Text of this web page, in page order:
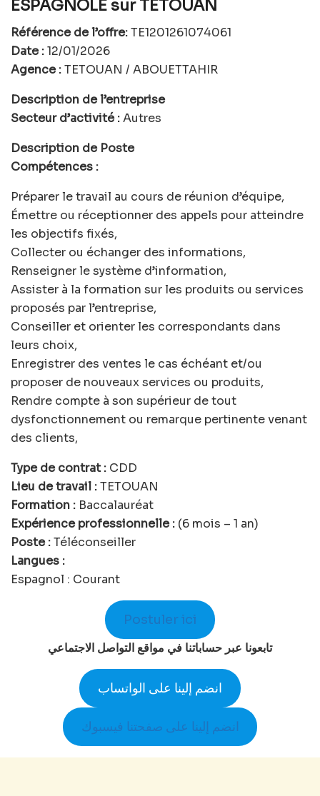
ESPAGNOLE sur TETOUAN
Référence de l’offre:TE1201261074061
Date :12/01/2026
Agence :TETOUAN / ABOUETTAHIR
Description de l’entreprise
Secteur d’activité :Autres
Description de Poste
Compétences :
Préparer le travail au cours de réunion d’équipe,
Émettre ou réceptionner des appels pour atteindre
les objectifs fixés,
Collecter ou échanger des informations,
Renseigner le système d’information,
Assister à la formation sur les produits ou services
proposés par l’entreprise,
Conseiller et orienter les correspondants dans
leurs choix,
Enregistrer des ventes le cas échéant et/ou
proposer de nouveaux services ou produits,
Rendre compte à son supérieur de tout
dysfonctionnement ou remarque pertinente venant
des clients,
Type de contrat : CDD
Lieu de travail :TETOUAN
Formation : Baccalauréat
Expérience professionnelle : (6 mois – 1 an)
Poste :Téléconseiller
Langues :
Espagnol : Courant
Postuler ici
تابعونا عبر حساباتنا في مواقع التواصل الاجتماعي
انضم إلينا على الواتساب
انضم إلينا على صفحتنا فيسبوك